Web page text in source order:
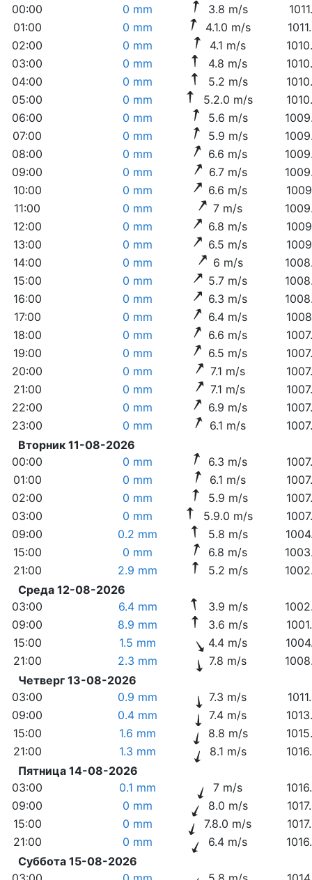
00:00
0 mm 3.8 m/s
01:00
0 mm 4.1.0 m/s
02:00
0 mm 4.1 m/s
03:00
0 mm 4.8 m/s
04:00
0 mm 5.2 m/s
05:00
0 mm 5.2.0 m/s
06:00
0 mm 5.6 m/s
07:00
0 mm 5.9 m/s
08:00
0 mm 6.6 m/s
09:00
0 mm 6.7 m/s
10:00
0 mm 6.6 m/s
11:00
0 mm 7 m/s
12:00
0 mm 6.8 m/s
13:00
0 mm 6.5 m/s
14:00
0 mm 6 m/s
15:00
0 mm 5.7 m/s
16:00
0 mm 6.3 m/s
17:00
0 mm 6.4 m/s
18:00
0 mm 6.6 m/s
19:00
0 mm 6.5 m/s
20:00
0 mm 7.1 m/s
21:00
0 mm 7.1 m/s
22:00
0 mm 6.9 m/s
23:00
0 mm 6.1 m/s
Вторник 11-08-2026
00:00
0 mm 6.3 m/s
01:00
0 mm 6.1 m/s
02:00
0 mm 5.9 m/s
03:00
0 mm 5.9.0 m/s
09:00
0.2 mm 5.8 m/s
15:00
0 mm 6.8 m/s
21:00
2.9 mm 5.2 m/s
Среда 12-08-2026
03:00
6.4 mm 3.9 m/s
09:00
8.9 mm 3.6 m/s
15:00
1.5 mm 4.4 m/s
21:00
2.3 mm 7.8 m/s
Четверг 13-08-2026
03:00
0.9 mm 7.3 m/s
09:00
0.4 mm 7.4 m/s
15:00
1.6 mm 8.8 m/s
21:00
1.3 mm 8.1 m/s
Пятница 14-08-2026
03:00
0.1 mm 7 m/s
09:00
0 mm 8.0 m/s
15:00
0 mm 7.8.0 m/s
21:00
0 mm 6.4 m/s
Суббота 15-08-2026